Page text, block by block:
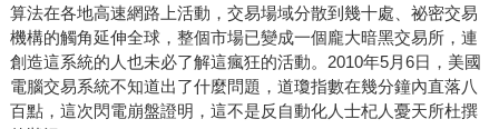
算法在各地高速網路上活動，交易場域分散到幾十處、祕密交易
機構的觸角延伸全球，整個市場已變成一個龐大暗黑交易所，連
創造這系統的人也未必了解這瘋狂的活動。2010年5月6日，美國
電腦交易系統不知道出了什麼問題，道瓊指數在幾分鐘內直落八
百點，這次閃電崩盤證明，這不是反自動化人士杞人憂天所杜撰